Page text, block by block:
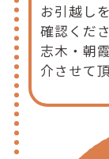
お引越し
確認くださ
志木・朝
介させて